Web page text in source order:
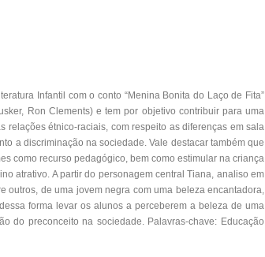
Infantil com o conto “Menina Bonita do Laço de Fita”
Ron Clements) e tem por objetivo contribuir para uma
étnico-raciais, com respeito as diferenças em sala
a discriminação na sociedade. Vale destacar também que
como recurso pedagógico, bem como estimular na criança
atrativo. A partir do personagem central Tiana, analiso em
outros, de uma jovem negra com uma beleza encantadora,
forma levar os alunos a perceberem a beleza de uma
do preconceito na sociedade. Palavras-chave: Educação